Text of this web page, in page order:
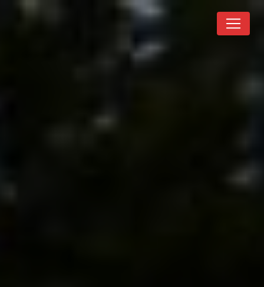
Panneau de gestion des cookies